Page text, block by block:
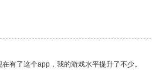
有了这个app，我的游戏水平提升了不少。